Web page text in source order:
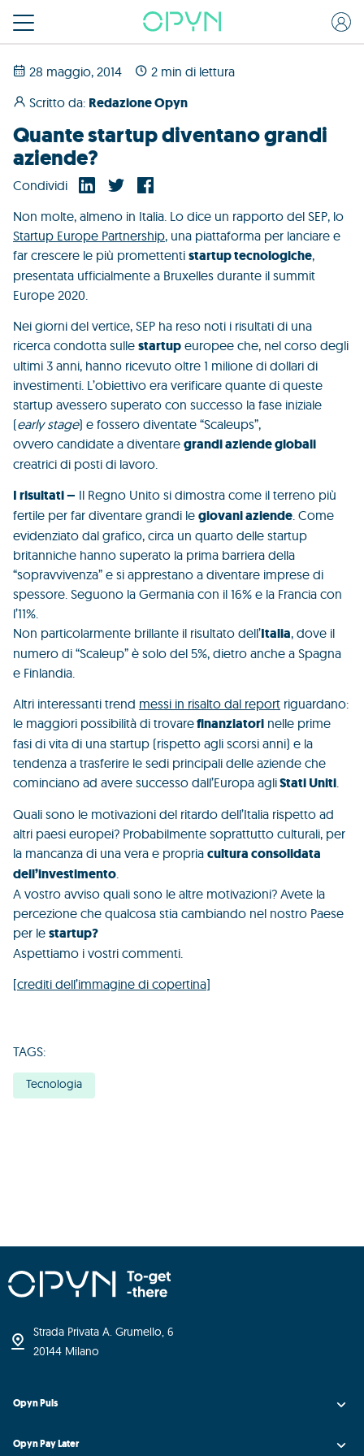
28 maggio, 2014
2 min di lettura
Scritto da: Redazione Opyn
Quante startup diventano grandi
aziende?
Condividi
Non molte, almeno in Italia. Lo dice un rapporto del SEP, lo
Startup Europe Partnership, una piattaforma per lanciare e
far crescere le più promettenti startup tecnologiche,
presentata ufficialmente a Bruxelles durante il summit
Europe 2020.
Nei giorni del vertice, SEP ha reso noti i risultati di una
ricerca condotta sulle startup europee che, nel corso degli
ultimi 3 anni, hanno ricevuto oltre 1 milione di dollari di
investimenti. L’obiettivo era verificare quante di queste
startup avessero superato con successo la fase iniziale
(early stage) e fossero diventate “Scaleups”,
ovvero candidate a diventare grandi aziende globali
creatrici di posti di lavoro.
I risultati – Il Regno Unito si dimostra come il terreno più
fertile per far diventare grandi le giovani aziende. Come
evidenziato dal grafico, circa un quarto delle startup
britanniche hanno superato la prima barriera della
“sopravvivenza” e si apprestano a diventare imprese di
spessore. Seguono la Germania con il 16% e la Francia con
l’11%.
Non particolarmente brillante il risultato dell’Italia, dove il
numero di “Scaleup” è solo del 5%, dietro anche a Spagna
e Finlandia.
Altri interessanti trend messi in risalto dal report riguardano:
le maggiori possibilità di trovarefinanziatori nelle prime
fasi di vita di una startup (rispetto agli scorsi anni) e la
tendenza a trasferire le sedi principali delle aziende che
cominciano ad avere successo dall’Europa agliStati Uniti.
Quali sono le motivazioni del ritardo dell’Italia rispetto ad
altri paesi europei? Probabilmente soprattutto culturali, per
la mancanza di una vera e propria cultura consolidata
dell’investimento.
A vostro avviso quali sono le altre motivazioni? Avete la
percezione che qualcosa stia cambiando nel nostro Paese
per le startup?
Aspettiamo i vostri commenti.
[crediti dell’immagine di copertina]
TAGS:
Tecnologia
Strada Privata A. Grumello, 6
20144 Milano
Opyn Puls
Opyn Pay Later